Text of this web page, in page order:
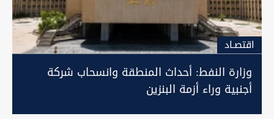
اقتصـاد
وزارة النفط: أحداث المنطقة وانسحاب شركة
أجنبية وراء أزمة البنزين